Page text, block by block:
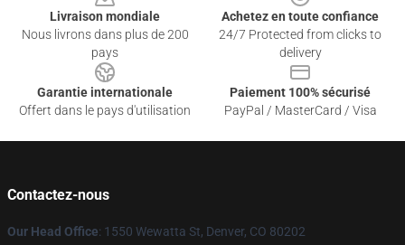
Livraison mondiale
Nous livrons dans plus de 200
pays
Achetez en toute confiance
24/7 Protected from clicks to
delivery
Garantie internationale
Offert dans le pays d'utilisation
Paiement 100% sécurisé
PayPal / MasterCard / Visa
Contactez-nous
Our Head Office: 1550 Wewatta St, Denver, CO 80202